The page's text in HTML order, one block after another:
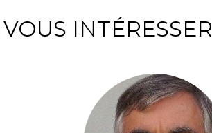
INTÉRESSER